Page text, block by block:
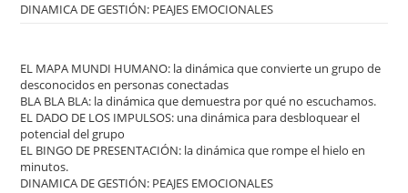
DINAMICA DE GESTIÓN: PEAJES EMOCIONALES
EL MAPA MUNDI HUMANO: la dinámica que convierte un grupo de
desconocidos en personas conectadas
BLA BLA BLA: la dinámica que demuestra por qué no escuchamos.
EL DADO DE LOS IMPULSOS: una dinámica para desbloquear el
potencial del grupo
EL BINGO DE PRESENTACIÓN: la dinámica que rompe el hielo en
minutos.
DINAMICA DE GESTIÓN: PEAJES EMOCIONALES